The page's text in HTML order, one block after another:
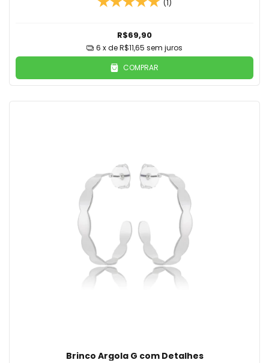
(1)
R$69,90
6 x deR$11,65 sem juros
COMPRAR
Brinco Argola G com Detalhes